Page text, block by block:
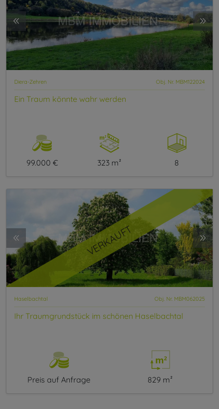
Diera-Zehren Obj. Nr. MBM122024
Ein Traum könnte wahr werden
99.000 € 323 m² 8
VERKAUFT
Haselbachtal Obj. Nr. MBM062025
Ihr Traumgrundstück im schönen Haselbachtal
Preis auf Anfrage 829 m²